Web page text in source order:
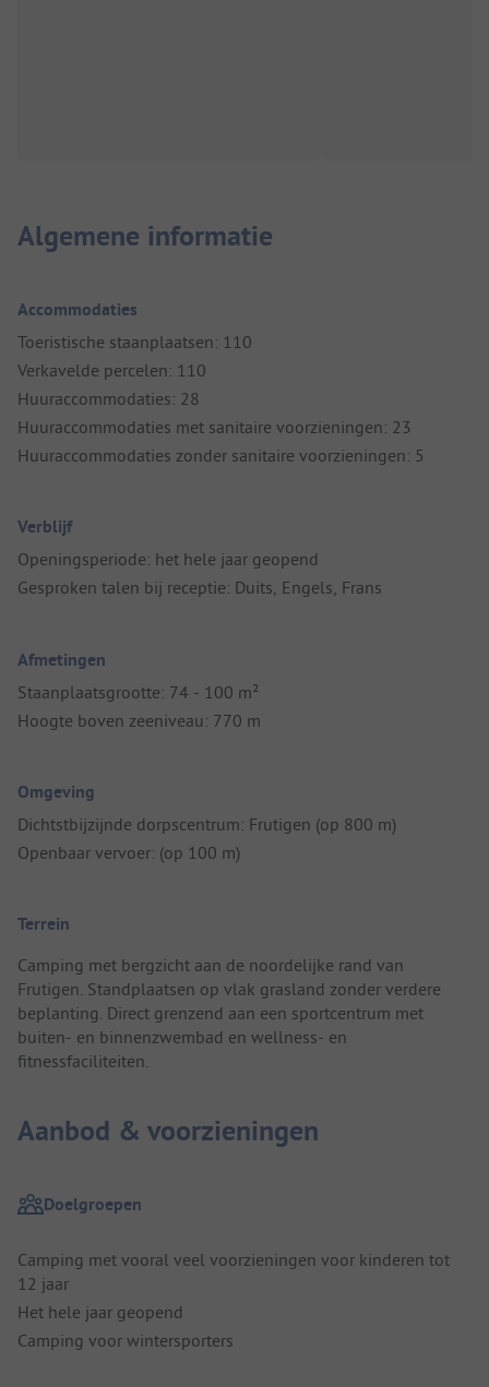
Algemene informatie
Accommodaties
Toeristische staanplaatsen: 110
Verkavelde percelen: 110
Huuraccommodaties: 28
Huuraccommodaties met sanitaire voorzieningen: 23
Huuraccommodaties zonder sanitaire voorzieningen: 5
Verblijf
Openingsperiode: het hele jaar geopend
Gesproken talen bij receptie: Duits, Engels, Frans
Afmetingen
Staanplaatsgrootte: 74 - 100 m²
Hoogte boven zeeniveau: 770 m
Omgeving
Dichtstbijzijnde dorpscentrum: Frutigen (op 800 m)
Openbaar vervoer: (op 100 m)
Terrein
Camping met bergzicht aan de noordelijke rand van
Frutigen. Standplaatsen op vlak grasland zonder verdere
beplanting. Direct grenzend aan een sportcentrum met
buiten- en binnenzwembad en wellness- en
fitnessfaciliteiten.
Aanbod & voorzieningen
Doelgroepen
Camping met vooral veel voorzieningen voor kinderen tot
12 jaar
Het hele jaar geopend
Camping voor wintersporters